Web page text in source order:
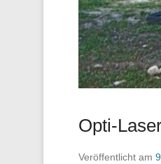
Opti-
Veröffentlicht am